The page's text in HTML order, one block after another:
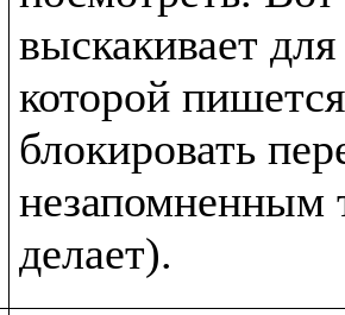
выскакивает
которой
блокировать
незапомненным